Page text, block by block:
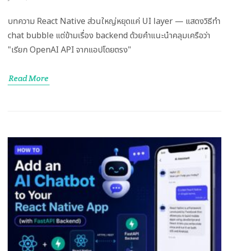
บทความ React Native ส่วนใหญ่หยุดแค่ UI layer — แสดงวิธีทำ
chat bubble แต่ข้ามเรื่อง backend ด้วยคำแนะนำคลุมเครือว่า
"เรียก OpenAI API จากแอปโดยตรง"
Read More